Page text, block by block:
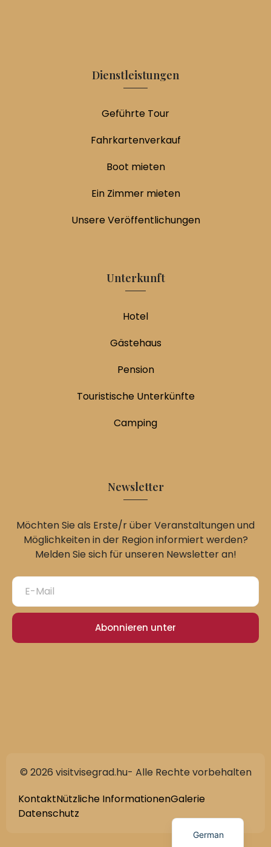
Dienstleistungen
Geführte Tour
Fahrkartenverkauf
Boot mieten
Ein Zimmer mieten
Unsere Veröffentlichungen
Unterkunft
Hotel
Gästehaus
Pension
Touristische Unterkünfte
Camping
Newsletter
Möchten Sie als Erste/r über Veranstaltungen und
Möglichkeiten in der Region informiert werden?
Melden Sie sich für unseren Newsletter an!
Abonnieren unter
© 2026 visitvisegrad.hu- Alle Rechte vorbehalten
KontaktNützliche InformationenGalerie
Datenschutz
German
English
Slovak